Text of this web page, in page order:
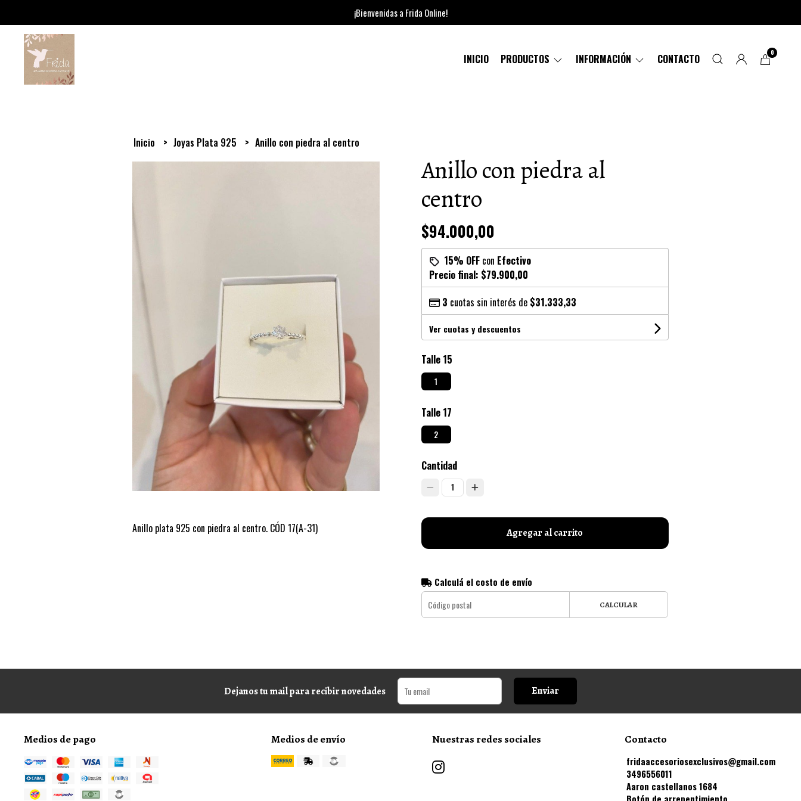
¡Bienvenidas a Frida Online!
INICIO PRODUCTOS INFORMACIÓN CONTACTO 0
Inicio Joyas Plata 925 Anillo con piedra al centro
Anillo plata 925 con piedra al centro. CÓD 17(A-31)
Anillo con piedra al
centro
$94.000,00
15% OFFcon Efectivo
Precio final: $79.900,00
3 cuotas sin interés de $31.333,33
Ver cuotas y descuentos
Talle 15
1
Talle 17
2
Cantidad
1
Agregar al carrito
Calculá el costo de envío
CALCULAR
Dejanos tu mail para recibir novedades Enviar
Medios de pago Medios de envío Nuestras redes sociales Contacto
fridaaccesoriosexclusivos@gmail.com
3496556011
Aaron castellanos 1684